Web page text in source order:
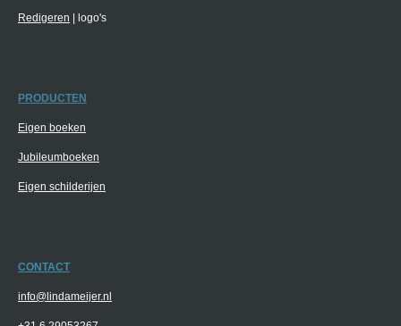
Redigeren | logo's
PRODUCTEN
Eigen boeken
Jubileumboeken
Eigen schilderijen
CONTACT
info@lindameijer.nl